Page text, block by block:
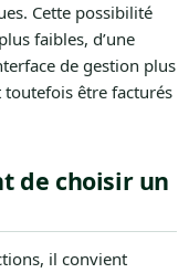
Cette possibilité
faibles, d’une
de gestion plus
être facturés
de choisir un
il convient